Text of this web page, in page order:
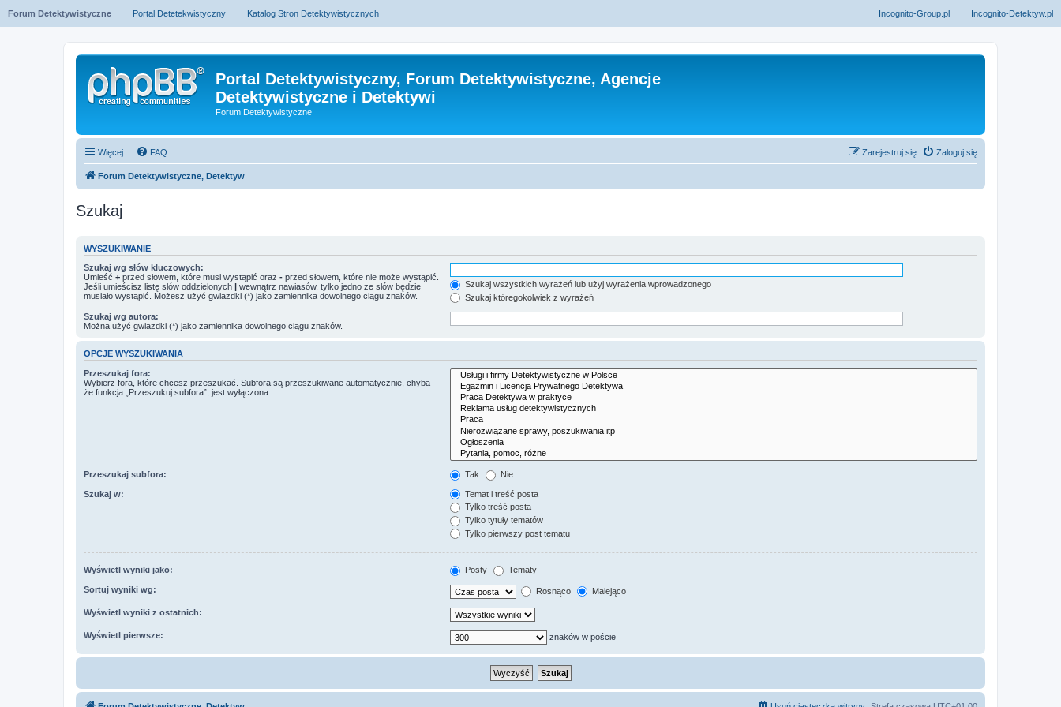
Forum Detektywistyczne Portal Detetekwistyczny Katalog Stron Detektywistycznych Incognito-Detektyw.pl
Incognito-Group.pl
Portal Detektywistyczny, Forum Detektywistyczne, Agencje
Detektywistyczne i Detektywi
Forum Detektywistyczne
Więcej… FAQ Zaloguj się
Zarejestruj się
Forum Detektywistyczne, Detektyw
Szukaj
WYSZUKIWANIE
Szukaj wg słów kluczowych:
Umieść + przed słowem, które musi wystąpić oraz - przed słowem, które nie może wystąpić.
Jeśli umieścisz listę słów oddzielonych | wewnątrz nawiasów, tylko jedno ze słów będzie
musiało wystąpić. Możesz użyć gwiazdki (*) jako zamiennika dowolnego ciągu znaków.
Szukaj wszystkich wyrażeń lub użyj wyrażenia wprowadzonego
Szukaj któregokolwiek z wyrażeń
Szukaj wg autora:
Można użyć gwiazdki (*) jako zamiennika dowolnego ciągu znaków.
OPCJE WYSZUKIWANIA
Przeszukaj fora:
Wybierz fora, które chcesz przeszukać. Subfora są przeszukiwane automatycznie, chyba
że funkcja „Przeszukuj subfora”, jest wyłączona.
Przeszukaj subfora: Tak Nie
Szukaj w:
Temat i treść posta
Tylko treść posta
Tylko tytuły tematów
Tylko pierwszy post tematu
Wyświetl wyniki jako: Posty Tematy
Sortuj wyniki wg: Rosnąco Malejąco
Wyświetl wyniki z ostatnich:
Wyświetl pierwsze: znaków w poście